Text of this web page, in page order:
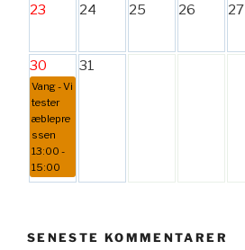
23 24 25 26 27
30
Vang - Vi
tester
æblepre
ssen
13:00 -
15:00
31
SENESTE KOMMENTARER